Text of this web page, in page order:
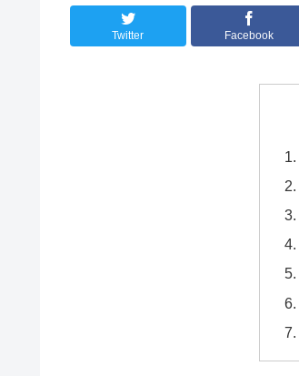
Twitter Facebook